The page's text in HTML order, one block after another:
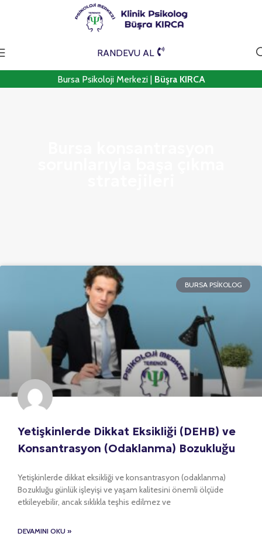
RANDEVU AL
Bursa Psikoloji Merkezi | Büşra KIRCA
BURSA PSIKOLOG
Yetişkinlerde Dikkat Eksikliği (DEHB) ve
Konsantrasyon (Odaklanma) Bozukluğu
Yetişkinlerde dikkat eksikliği ve konsantrasyon (odaklanma)
Bozukluğu günlük işleyişi ve yaşam kalitesini önemli ölçüde
etkileyebilir, ancak sıklıkla teşhis edilmez ve
DEVAMINI OKU »